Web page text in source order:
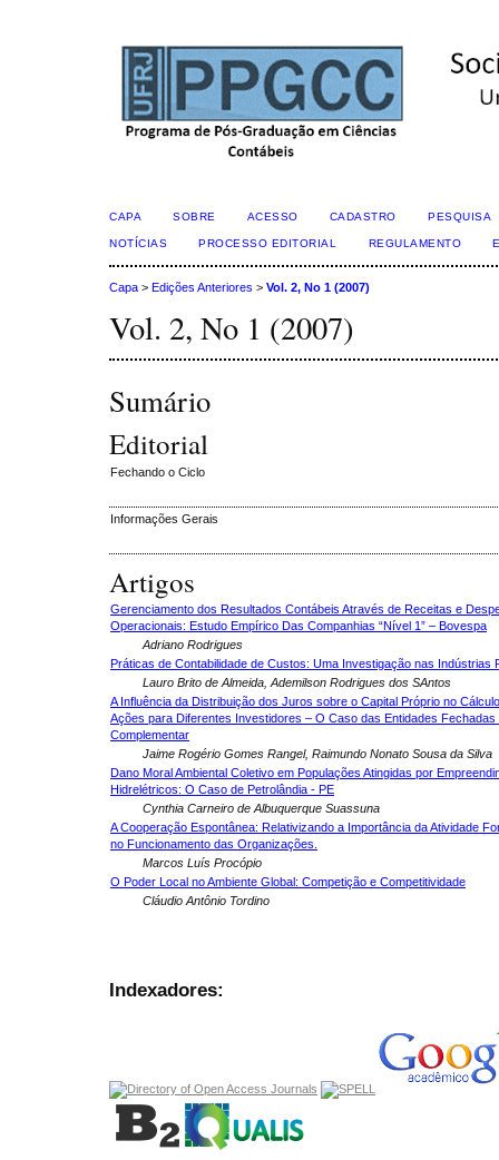
CAPA SOBRE ACESSO CADASTRO PESQUISA
NOTÍCIAS PROCESSO EDITORIAL REGULAMENTO
Capa > Edições Anteriores > Vol. 2, No 1 (2007)
Vol. 2, No 1 (2007)
Sumário
Editorial
Fechando o Ciclo
Informações Gerais
Artigos
Gerenciamento dos Resultados Contábeis Através de Receitas e
Operacionais: Estudo Empírico Das Companhias “Nível 1” – Bovespa
Adriano Rodrigues
Práticas de Contabilidade de Custos: Uma Investigação nas Indústrias
Lauro Brito de Almeida, Ademilson Rodrigues dos SAntos
A Influência da Distribuição dos Juros sobre o Capital Próprio no
Ações para Diferentes Investidores – O Caso das Entidades Fechadas
Complementar
Jaime Rogério Gomes Rangel, Raimundo Nonato Sousa da Silva
Dano Moral Ambiental Coletivo em Populações Atingidas por
Hidrelétricos: O Caso de Petrolândia - PE
Cynthia Carneiro de Albuquerque Suassuna
A Cooperação Espontânea: Relativizando a Importância da Atividade
no Funcionamento das Organizações.
Marcos Luís Procópio
O Poder Local no Ambiente Global: Competição e Competitividade
Cláudio Antônio Tordino
Indexadores: